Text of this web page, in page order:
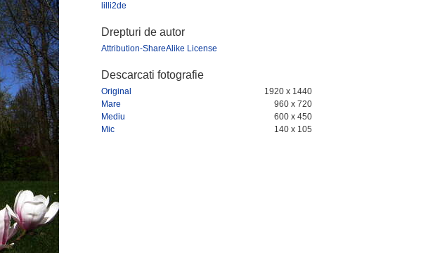
lilli2de
Drepturi de autor
Attribution-ShareAlike License
Descarcati fotografie
Original
1920 x 1440
Mare
960 x 720
Mediu
600 x 450
Mic
140 x 105